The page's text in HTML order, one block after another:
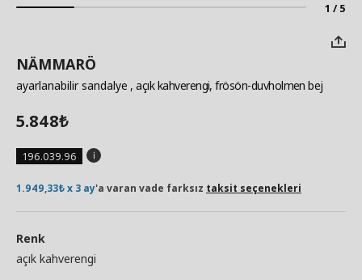
1 / 5
NÄMMARÖ
ayarlanabilir sandalye , açık kahverengi, frösön-duvholmen bej
5.848₺
196.039.96
1.949,33₺ x 3 ay'a varan vade farksız taksit seçenekleri
Renk
açık kahverengi